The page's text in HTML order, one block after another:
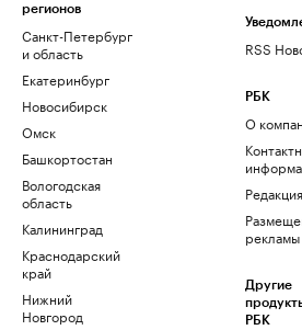
регионов
Санкт-Петербург
и область
Екатеринбург
Новосибирск
Омск
Башкортостан
Вологодская
область
Калининград
Краснодарский
край
Нижний
Новгород
RSS
РБК
О
Редакция
рекламы
Другие
РБК